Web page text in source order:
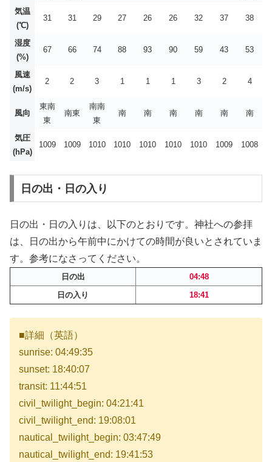
気温
(℃)
31 31 29 27 26 26 32 37 38
湿度
(%)
67 66 74 88 93 90 59 43 53
風速
(m/s)
2 2 3 1 1 1 3 2 4
風向
東南
東
南東
南南
東
南 南 南 南 南 南
気圧
(hPa)
1009 1009 1010 1010 1010 1010 1010 1009 1008
日の出・日の入り
日の出・日の入りは、以下のとおりです。神社への参拝
は、日の出から午前中にかけての時間が良いとされていま
す。参考になさってください。
日の出
04:48
日の入り
18:41
■詳細（英語）
sunrise: 04:49:35
sunset: 18:40:07
transit: 11:44:51
civil_twilight_begin: 04:21:41
civil_twilight_end: 19:08:01
nautical_twilight_begin: 03:47:49
nautical_twilight_end: 19:41:53